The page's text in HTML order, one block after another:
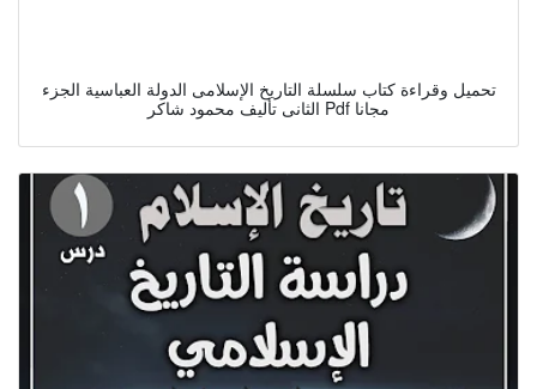
تحميل وقراءة كتاب سلسلة التاريخ الإسلامى الدولة العباسية الجزء
الثانى تأليف محمود شاكر Pdf مجانا